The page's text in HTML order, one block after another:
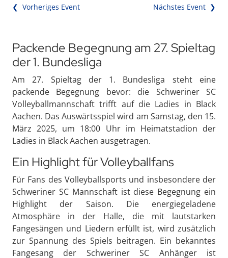
❮ Vorheriges Event Nächstes Event ❯
Packende Begegnung am 27. Spieltag
der 1. Bundesliga
Am 27. Spieltag der 1. Bundesliga steht eine
packende Begegnung bevor: die Schweriner SC
Volleyballmannschaft trifft auf die Ladies in Black
Aachen. Das Auswärtsspiel wird am Samstag, den 15.
März 2025, um 18:00 Uhr im Heimatstadion der
Ladies in Black Aachen ausgetragen.
Ein Highlight für Volleyballfans
Für Fans des Volleyballsports und insbesondere der
Schweriner SC Mannschaft ist diese Begegnung ein
Highlight der Saison. Die energiegeladene
Atmosphäre in der Halle, die mit lautstarken
Fangesängen und Liedern erfüllt ist, wird zusätzlich
zur Spannung des Spiels beitragen. Ein bekanntes
Fangesang der Schweriner SC Anhänger ist